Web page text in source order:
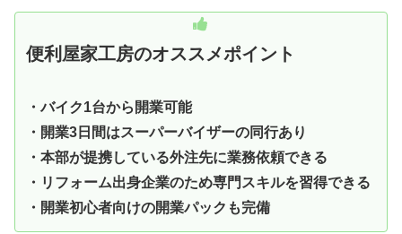
便利屋家工房のオススメポイント
・バイク1台から開業可能
・開業3日間はスーパーバイザーの同行あり
・本部が提携している外注先に業務依頼できる
・リフォーム出身企業のため専門スキルを習得できる
・開業初心者向けの開業パックも完備